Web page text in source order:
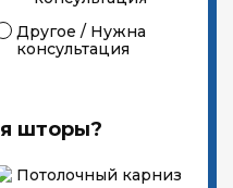
Другое / Нужна
консультация
шторы?